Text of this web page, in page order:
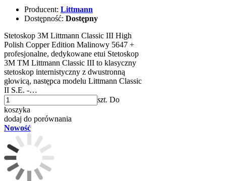
Producent: Littmann
Dostępność: Dostępny
Stetoskop 3M Littmann Classic III High
Polish Copper Edition Malinowy 5647 +
profesjonalne, dedykowane etui Stetoskop
3M TM Littmann Classic III to klasyczny
stetoskop internistyczny z dwustronną
głowicą, następca modelu Littmann Classic
II S.E. -…
szt. Do
koszyka
dodaj do porównania
Nowość